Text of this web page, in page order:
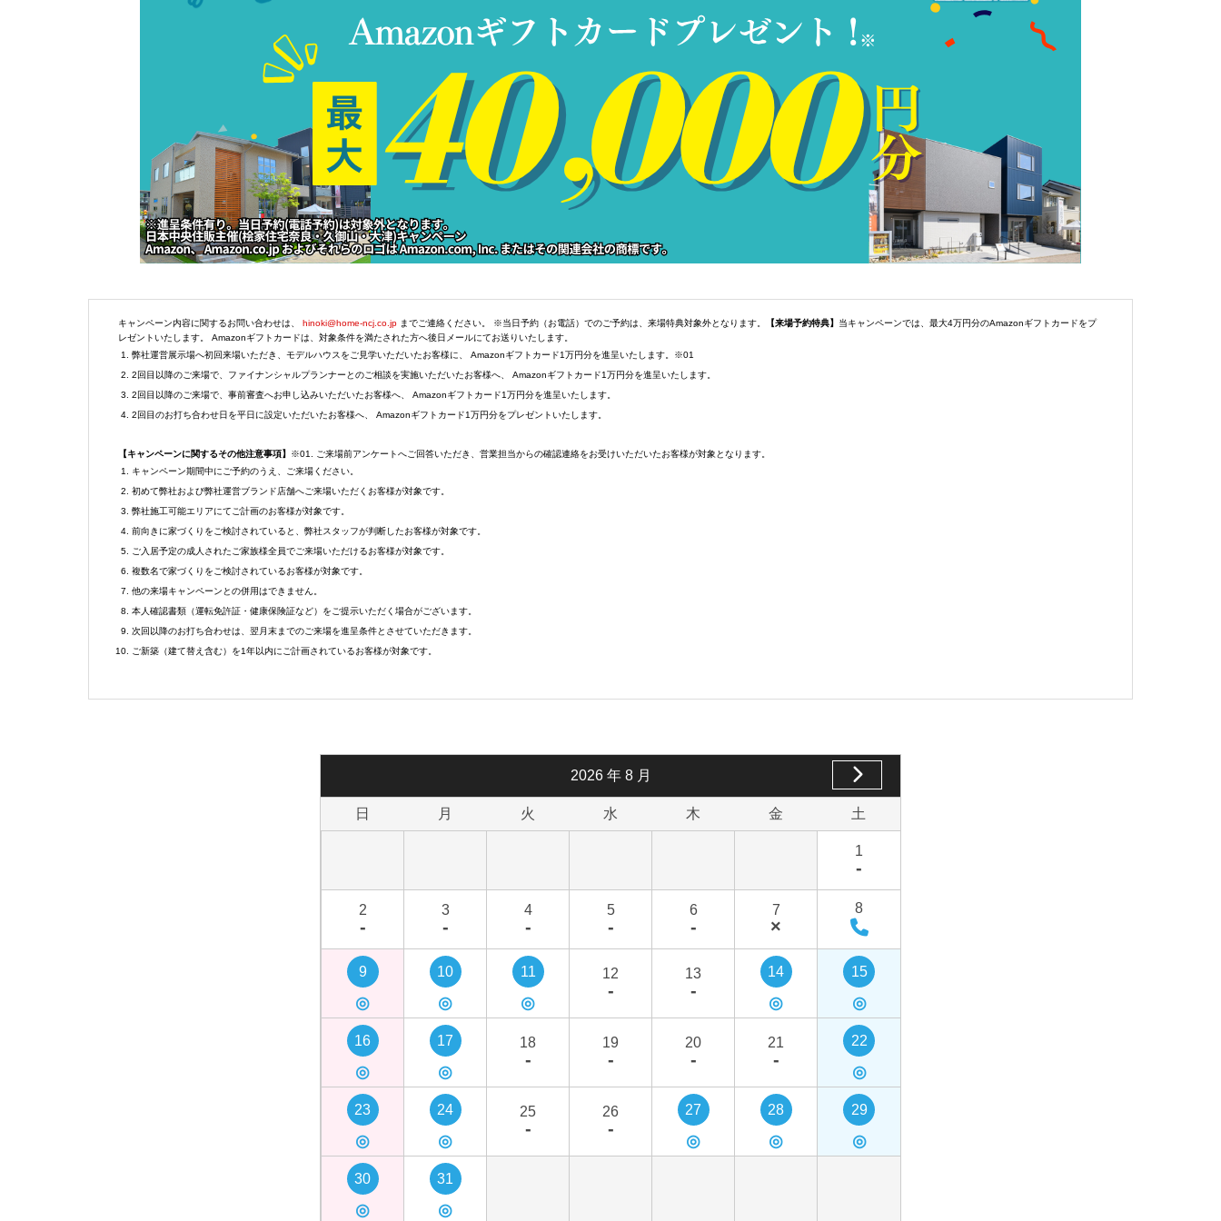
キャンペーン内容に関するお問い合わせは、 hinoki@home-ncj.co.jp までご連絡ください。 ※当日予約（お電話）でのご予約は、来場特典対象外となります。 【来場予約特典】 当キャンペーンでは、最大4万円分のAmazonギフトカードをプ
レゼントいたします。 Amazonギフトカードは、対象条件を満たされた方へ後日メールにてお送りいたします。
弊社運営展示場へ初回来場いただき、モデルハウスをご見学いただいたお客様に、 Amazonギフトカード1万円分を進呈いたします。※01
2回目以降のご来場で、ファイナンシャルプランナーとのご相談を実施いただいたお客様へ、 Amazonギフトカード1万円分を進呈いたします。
2回目以降のご来場で、事前審査へお申し込みいただいたお客様へ、 Amazonギフトカード1万円分を進呈いたします。
2回目のお打ち合わせ日を平日に設定いただいたお客様へ、 Amazonギフトカード1万円分をプレゼントいたします。
【キャンペーンに関するその他注意事項】 ※01. ご来場前アンケートへご回答いただき、営業担当からの確認連絡をお受けいただいたお客様が対象となります。
キャンペーン期間中にご予約のうえ、ご来場ください。
初めて弊社および弊社運営ブランド店舗へご来場いただくお客様が対象です。
弊社施工可能エリアにてご計画のお客様が対象です。
前向きに家づくりをご検討されていると、弊社スタッフが判断したお客様が対象です。
ご入居予定の成人されたご家族様全員でご来場いただけるお客様が対象です。
複数名で家づくりをご検討されているお客様が対象です。
他の来場キャンペーンとの併用はできません。
本人確認書類（運転免許証・健康保険証など）をご提示いただく場合がございます。
次回以降のお打ち合わせは、翌月末までのご来場を進呈条件とさせていただきます。
ご新築（建て替え含む）を1年以内にご計画されているお客様が対象です。